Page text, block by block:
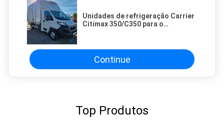
Unidades de refrigeração Carrier
Citimax 350/C350 para o
mantêm a carne, vegetais e frutas
frescas
Continue
Top Produtos